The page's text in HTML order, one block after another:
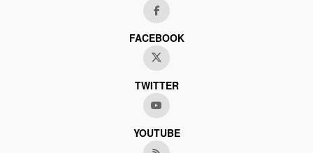
FACEBOOK
TWITTER
YOUTUBE